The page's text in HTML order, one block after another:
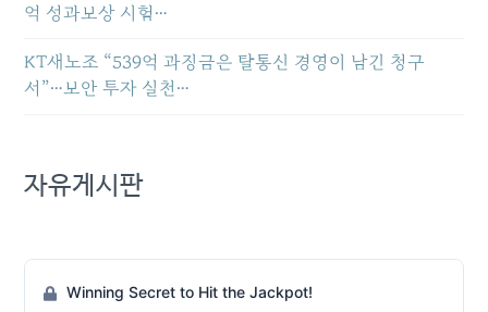
억 성과보상 시험…
KT새노조 “539억 과징금은 탈통신 경영이 남긴 청구
서”…보안 투자 실천…
자유게시판
Winning Secret to Hit the Jackpot!